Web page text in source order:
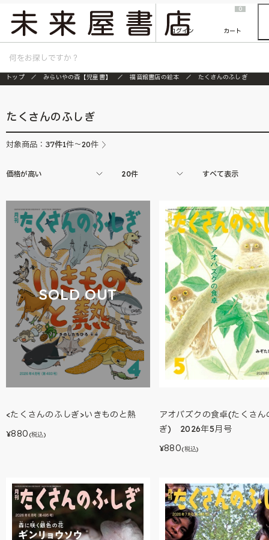
『ONE PIECE magazine 021 ONE PIECEカード付き同梱版』発売延期のご案内
ログイン
0
カート
トップ みらいやの森【児童書】 福音館書店の絵本 たくさんのふしぎ
たくさんのふしぎ
対象商品： 37件1件～20件
価格が高い 20件 すべて表示
SOLD OUT
<たくさんのふしぎ>いきものと熱
¥880 (税込)
アオバズクの食卓(たくさん
ぎ) 2026年5月号
¥880(税込)